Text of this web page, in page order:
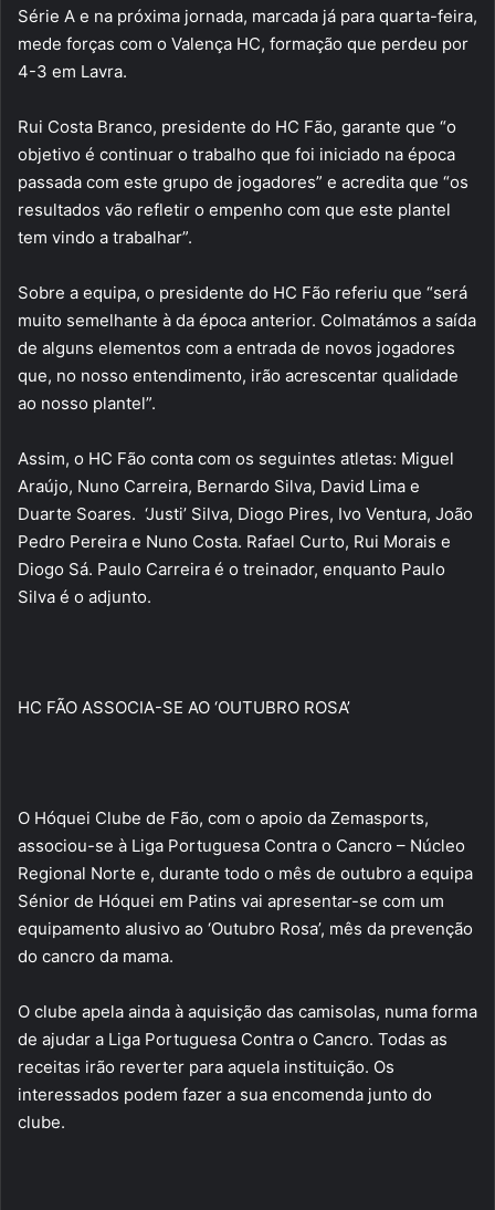
Série A e na próxima jornada, marcada já para quarta-feira,
mede forças com o Valença HC, formação que perdeu por
4-3 em Lavra.
Rui Costa Branco, presidente do HC Fão, garante que “o
objetivo é continuar o trabalho que foi iniciado na época
passada com este grupo de jogadores” e acredita que “os
resultados vão refletir o empenho com que este plantel
tem vindo a trabalhar”.
Sobre a equipa, o presidente do HC Fão referiu que “será
muito semelhante à da época anterior. Colmatámos a saída
de alguns elementos com a entrada de novos jogadores
que, no nosso entendimento, irão acrescentar qualidade
ao nosso plantel”.
Assim, o HC Fão conta com os seguintes atletas: Miguel
Araújo, Nuno Carreira, Bernardo Silva, David Lima e
Duarte Soares. ‘Justi’ Silva, Diogo Pires, Ivo Ventura, João
Pedro Pereira e Nuno Costa. Rafael Curto, Rui Morais e
Diogo Sá. Paulo Carreira é o treinador, enquanto Paulo
Silva é o adjunto.
HC FÃO ASSOCIA-SE AO ‘OUTUBRO ROSA’
O Hóquei Clube de Fão, com o apoio da Zemasports,
associou-se à Liga Portuguesa Contra o Cancro – Núcleo
Regional Norte e, durante todo o mês de outubro a equipa
Sénior de Hóquei em Patins vai apresentar-se com um
equipamento alusivo ao ‘Outubro Rosa’, mês da prevenção
do cancro da mama.
O clube apela ainda à aquisição das camisolas, numa forma
de ajudar a Liga Portuguesa Contra o Cancro. Todas as
receitas irão reverter para aquela instituição. Os
interessados podem fazer a sua encomenda junto do
clube.